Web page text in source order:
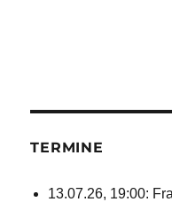
TERMINE
13.07.26, 19:00: